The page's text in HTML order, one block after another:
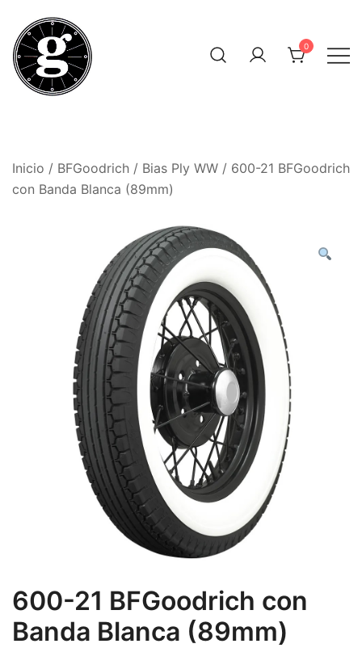
contenido
0
Inicio / BFGoodrich / Bias Ply WW / 600-21 BFGoodrich
con Banda Blanca (89mm)
600-21 BFGoodrich con
Banda Blanca (89mm)